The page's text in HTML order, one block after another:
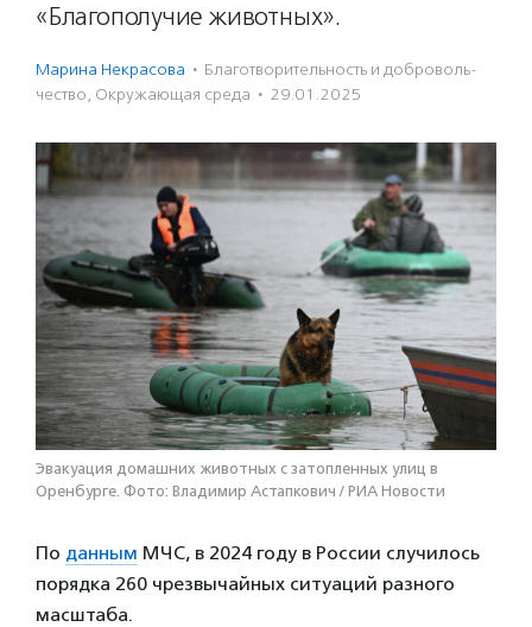
«Благополучие животных».
Марина Некрасова · Благотвори­тель­ность и доброволь­
чест­во, Окружающая среда · 29.01.2025
Эвакуация домашних животных с затопленных улиц в
Оренбурге. Фото: Владимир Астапкович / РИА Новости
По данным МЧС, в 2024 году в России случилось
порядка 260 чрезвычайных ситуаций разного
масштаба.